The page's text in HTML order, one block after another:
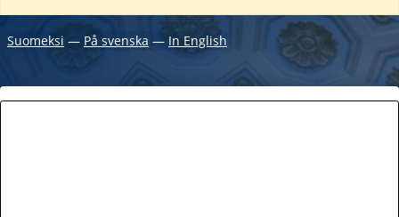
Suomeksi ― På svenska ― In English